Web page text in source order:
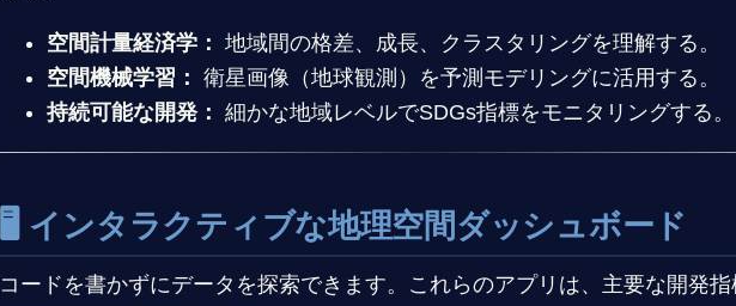
空間計量経済学： 地域間の格差、成長、クラスタリングを理解する。
空間機械学習： 衛星画像（地球観測）を予測モデリングに活用する。
持続可能な開発： 細かな地域レベルでSDGs指標をモニタリングする。
🖥️ インタラクティブな地理空間ダッシュボード
コードを書かずにデータを探索できます。これらのアプリは、主要な開発